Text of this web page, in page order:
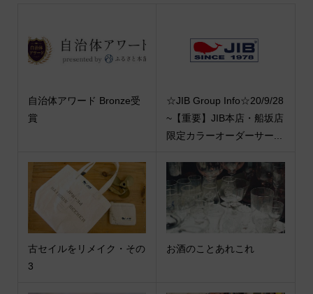
自治体アワード Bronze受
賞
☆JIB Group Info☆20/9/28
~【重要】JIB本店・船坂店
限定カラーオーダーサー...
古セイルをリメイク・その
3
お酒のことあれこれ